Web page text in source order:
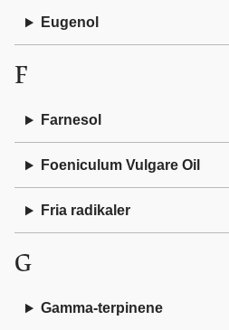
Eugenol
F
Farnesol
Foeniculum Vulgare Oil
Fria radikaler
G
Gamma-terpinene